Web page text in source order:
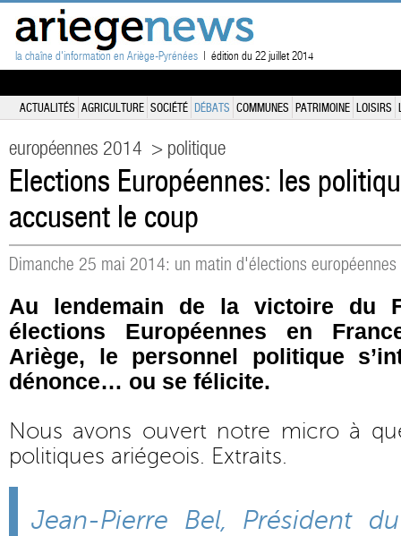
la chaîne d'information en Ariège-Pyrénées | édition du 22 juillet 2014
ACTUALITÉS AGRICULTURE SOCIÉTÉ DÉBATS COMMUNES PATRIMOINE LOISIRS
européennes 2014 > politique
Elections Européennes: les
accusent le coup
Dimanche 25 mai 2014: un matin d'élections européennes
Au lendemain de la victoire du
élections Européennes en
Ariège, le personnel politique
dénonce… ou se félicite.
Nous avons ouvert notre micro à
politiques ariégeois. Extraits.
Jean-Pierre Bel, Président